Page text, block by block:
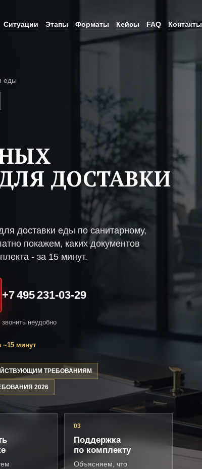
Ситуации Этапы Форматы Кейсы FAQ Контакты
еды
ДОСТАВКИ
доставки еды по санитарному,
покажем, каких документов
- за 15 минут.
+7 495 231-03-29
неудобно
~15 минут
ТРЕБОВАНИЯМ
2026
03
Поддержка
по комплекту
Объясняем, что